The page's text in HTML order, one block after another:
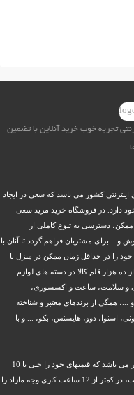
تجربه خوب خرید آنلاین با تضمین
اینترنتی کشور می باشد که سعی در ایجاد
دارد. در فروشگاه خرید مرید سعی
دسترسی به تنوع کاملی از
...برای مشتریان فراهم گردد تا آنان با
را در حداقل زمان ممکن در منزل یا
هزار قلم کالا در دسته های لوازم
و سلامت، ساعت و اکسسوری،
همگی از برندهای معتبر و شناخته
اسنوا، دوو، هایسنس، بکو، ... و با
فروشگاه اینترنتی خریدمرید تنها فروشگاه اینترنتی در کشور می باشد که قیمتهای خود را حتی تا 10
روز پس از خرید، گارانتی می کند و در صورت ارائه مستندات، در کمتر از 12 ساعت کاری وجه مازاد را